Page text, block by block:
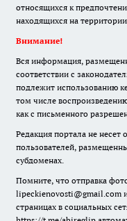
относящихся к
находящихся на
Внимание!
Вся информация,
соответствии с
подлежит использованию
том числе
как с письменного
Редакция портала не несет
пользователей,
субдоменах.
Помните, что отправка
lipeckienovosti@gmail.com
страницах в социальных